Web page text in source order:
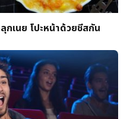
กเนย โปะหน้าด้วยชีสกัน